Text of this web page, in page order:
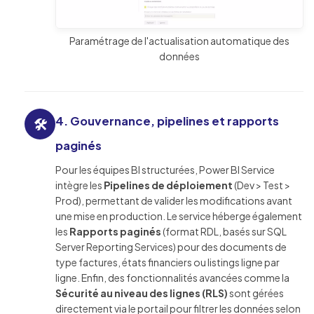
Paramétrage de l'actualisation automatique des
données
🛠️
4. Gouvernance, pipelines et rapports
paginés
Pour les équipes BI structurées, Power BI Service
intègre les Pipelines de déploiement(Dev > Test >
Prod), permettant de valider les modifications avant
une mise en production. Le service héberge également
les Rapports paginés(format RDL, basés sur SQL
Server Reporting Services) pour des documents de
type factures, états financiers ou listings ligne par
ligne. Enfin, des fonctionnalités avancées comme la
Sécurité au niveau des lignes (RLS)sont gérées
directement via le portail pour filtrer les données selon